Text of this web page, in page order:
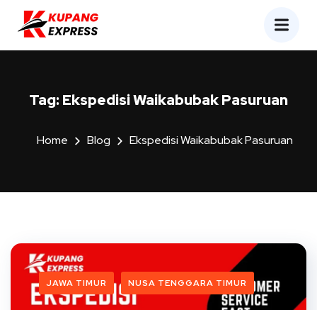
Tag: Ekspedisi Waikabubak Pasuruan
Home Blog Ekspedisi Waikabubak Pasuruan
JAWA TIMUR NUSA TENGGARA TIMUR